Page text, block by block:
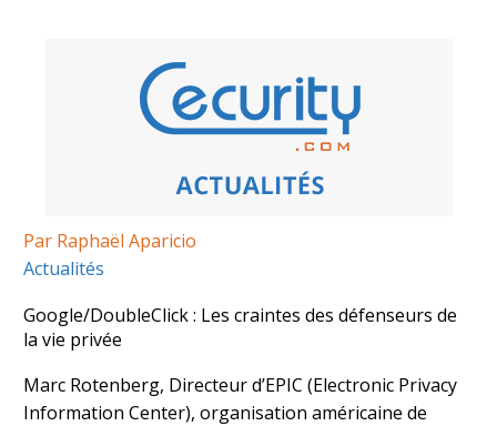
Par Raphaël Aparicio
Actualités
Google/DoubleClick : Les craintes des défenseurs de
la vie privée
Marc Rotenberg, Directeur d’EPIC (Electronic Privacy
Information Center), organisation américaine de